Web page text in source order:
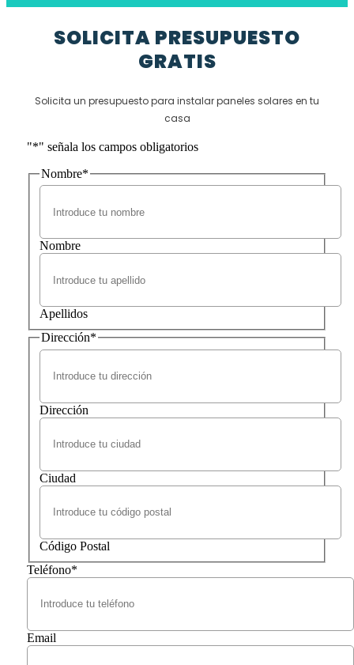
SOLICITA PRESUPUESTO
GRATIS
Solicita un presupuesto para instalar paneles solares en tu
casa
"*" señala los campos obligatorios
Nombre*
Nombre
Apellidos
Dirección*
Dirección
Ciudad
Código Postal
Teléfono*
Email